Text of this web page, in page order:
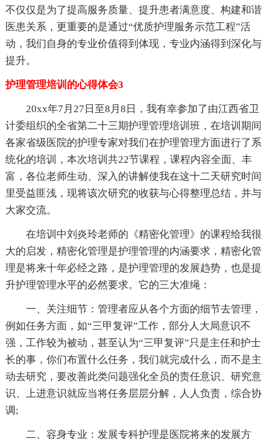
不仅仅是为了提高服务质量、提升患者满意度、构建和谐
医患关系，更重要的是通过“优质护理服务示范工程”活
动，我们自身的专业价值得到体现，专业内涵得到深化与
提升。
护理管理培训的心得体会3
20xx年7月27日至8月8日，我有幸参加了由江西省卫
计委组织的全省第二十三期护理管理培训班，在培训期间
各家省级医院的护理专家对我们在护理管理方面进行了系
统化的培训，本次培训共22节课程，课程内容全面、丰
富，各位老师生动、深入的讲解使我在这十二天研究时间
里受益匪浅，现将该次研究的收获与心得整理总结，并与
大家交流。
在培训中刘炎玲老师的《精密化管理》的课程给我很
大的启发，精密化管理是护理管理的内涵要求，精密化管
理是将来十年必经之路，是护理管理的发展趋势，也是提
升护理管理水平的必然要求。它的三大准绳：
一、关注细节：管理者应从各个方面的细节去管理，
例如任务方面，如“三甲复评”工作，部分人大局意识不
强，工作较为被动，甚至认为“三甲复评”只是主任和护士
长的事，你们布置什么任务，我们就完成什么，而不是主
动去研究，要改善此类问题强化全员的责任意识、研究意
识、上进意识就应当将任务层层分解，人人负责，综合协
调;
二、容身专业：发展专科护理是医院将来的发展方